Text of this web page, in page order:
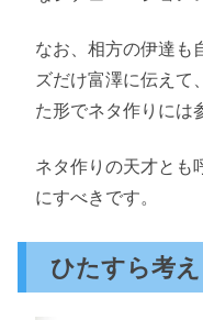
なお、相方の伊達も
ズだけ富澤に伝えて
た形でネタ作りには
ネタ作りの天才とも
にすべきです。
ひたすら考